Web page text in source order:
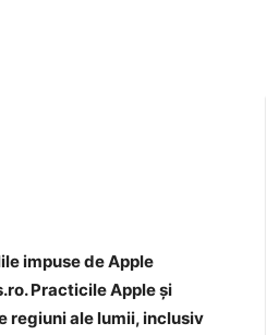
impuse de Apple
Practicile Apple şi
regiuni ale lumii, inclusiv